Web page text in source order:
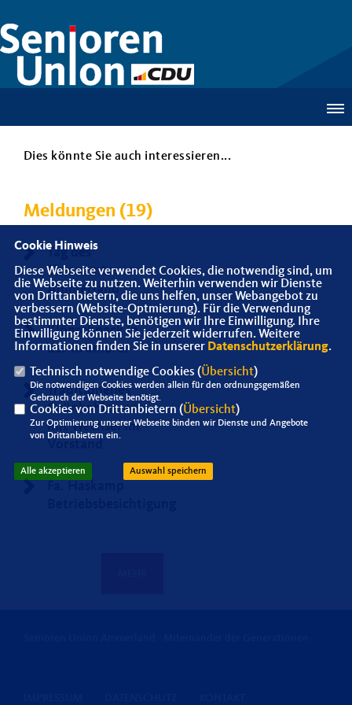
Dies könnte Sie auch interessieren...
Meldungen (19)
Tag des
Ehrenamtes im
Ammerland
Klönschnack in
der Krömerei
Traditionelles
Grünkohlessen
mit Wechsel im
Cookie Hinweis
Diese Webseite verwendet Cookies, die notwendig sind, um
die Webseite zu nutzen. Weiterhin verwenden wir Dienste
von Drittanbietern, die uns helfen, unser Webangebot zu
verbessern (Website-Optmierung). Für die Verwendung
bestimmter Dienste, benötigen wir Ihre Einwilligung. Ihre
Einwilligung können Sie jederzeit widerrufen. Weitere
Informationen finden Sie in unserer Datenschutzerklärung.
Technisch notwendige Cookies (Übersicht)
Die notwendigen Cookies werden allein für den ordnungsgemäßen
Gebrauch der Webseite benötigt.
Cookies von Drittanbietern (Übersicht)
Zur Optimierung unserer Webseite binden wir Dienste und Angebote
von Drittanbietern ein.
Alle akzeptieren Auswahl speichern